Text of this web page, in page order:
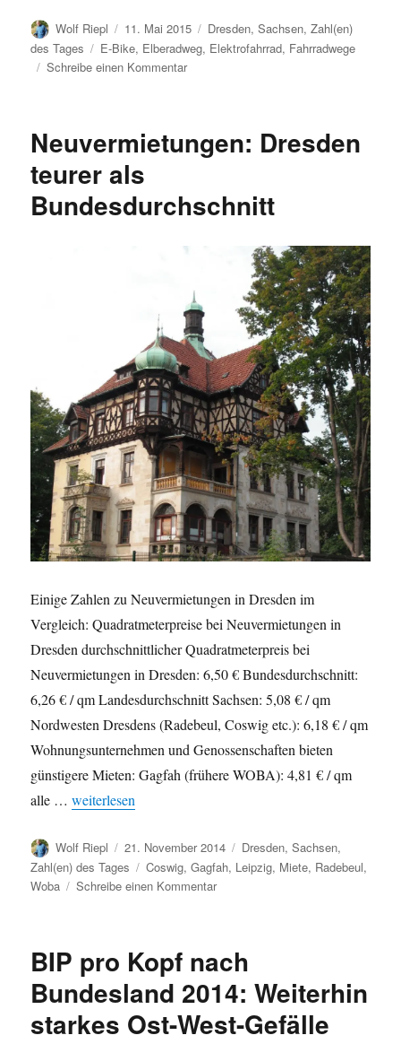
Autor
Wolf Riepl
Veröffentlicht
am
11. Mai 2015 Kategorien
Dresden,Sachsen,Zahl(en)
des Tages
Schlagwörter
E-Bike, Elberadweg, Elektrofahrrad, Fahrradwege
Schreibe einen Kommentarzu
2014:
Elberadweg
Spitzenposition
Neuvermietungen: Dresden
teurer als
Bundesdurchschnitt
Einige Zahlen zu Neuvermietungen in Dresden im
Vergleich: Quadratmeterpreise bei Neuvermietungen in
Dresden durchschnittlicher Quadratmeterpreis bei
Neuvermietungen in Dresden: 6,50 € Bundesdurchschnitt:
6,26 € / qm Landesdurchschnitt Sachsen: 5,08 € / qm
Nordwesten Dresdens (Radebeul, Coswig etc.): 6,18 € / qm
Wohnungsunternehmen und Genossenschaften bieten
günstigere Mieten: Gagfah (frühere WOBA): 4,81 € / qm
alle …„Neuvermietungen: Dresden teurer als
weiterlesen
Autor
Wolf Riepl
Veröffentlicht
am
21. November 2014 Kategorien
Dresden,Sachsen,
Zahl(en) des Tages
Schlagwörter
Coswig,Gagfah, Leipzig, Miete, Radebeul,
Woba
Schreibe einen Kommentarzu
als
BIP pro Kopf nach
Bundesland 2014: Weiterhin
starkes Ost-West-Gefälle